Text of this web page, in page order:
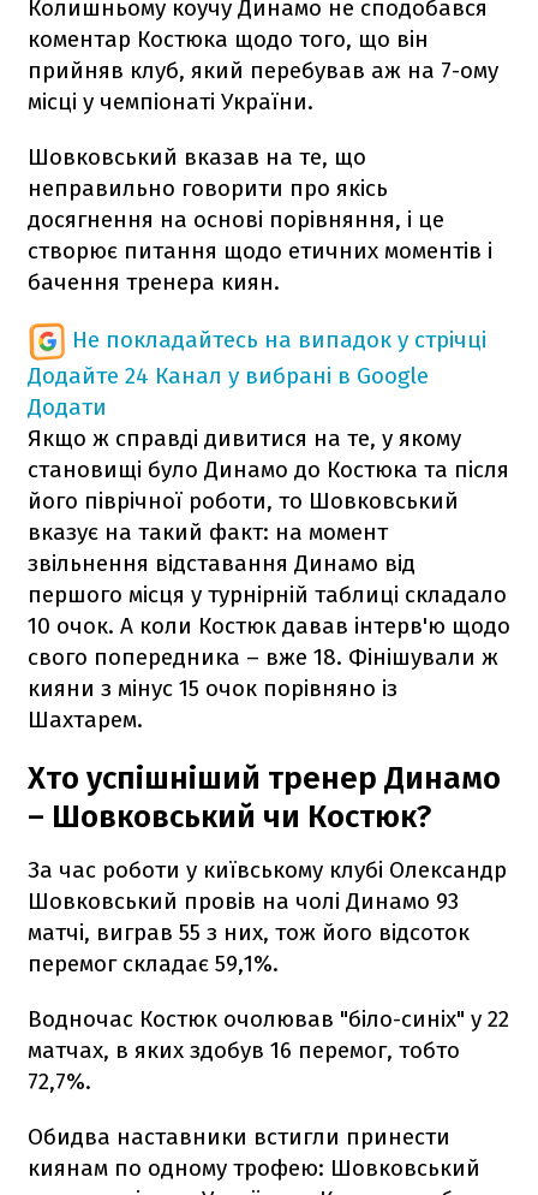
Колишньому коучу Динамо не сподобався
коментар Костюка щодо того, що він
прийняв клуб, який перебував аж на 7-ому
місці у чемпіонаті України.
Шовковський вказав на те, що
неправильно говорити про якісь
досягнення на основі порівняння, і це
створює питання щодо етичних моментів і
бачення тренера киян.
Не покладайтесь на випадок у стрічці
Додайте 24 Канал у вибрані в Google
Додати
Якщо ж справді дивитися на те, у якому
становищі було Динамо до Костюка та після
його піврічної роботи, то Шовковський
вказує на такий факт: на момент
звільнення відставання Динамо від
першого місця у турнірній таблиці складало
10 очок. А коли Костюк давав інтерв'ю щодо
свого попередника – вже 18. Фінішували ж
кияни з мінус 15 очок порівняно із
Шахтарем.
Хто успішніший тренер Динамо
– Шовковський чи Костюк?
За час роботи у київському клубі Олександр
Шовковський провів на чолі Динамо 93
матчі, виграв 55 з них, тож його відсоток
перемог складає 59,1%.
Водночас Костюк очолював "біло-синіх" у 22
матчах, в яких здобув 16 перемог, тобто
72,7%.
Обидва наставники встигли принести
киянам по одному трофею: Шовковський